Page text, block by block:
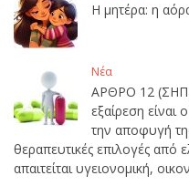
Η μητέρα: η
Νέα
ΑΡΘΡΟ 12
εξαίρεση είναι
την αποφυγή
θεραπευτικές επιλογές από
απαιτείται υγειονομική,